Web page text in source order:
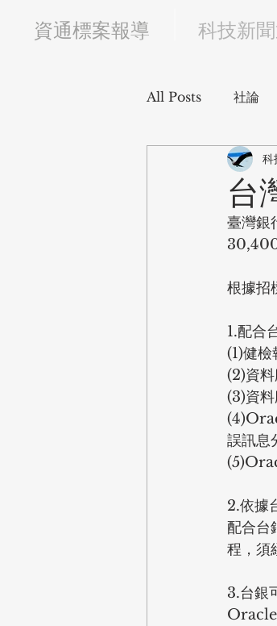
​資通標案報導 科技新
All Posts 社論
台
科
臺灣銀
根據招
1.配合
(1)健檢
(2)資料
(3)資料
誤訊息
2.依據
配合台
程，須
3.台銀
Oracle